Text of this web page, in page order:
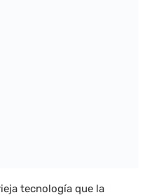
tecnología que la